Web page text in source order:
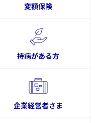
変額保険
持病がある方
企業経営者さま